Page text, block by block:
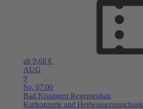
ab 9,68 €
AUG
9
So, 07:00
Bad Kissingen Regentenbau
Kurkonzerte und Heilwasserausschank